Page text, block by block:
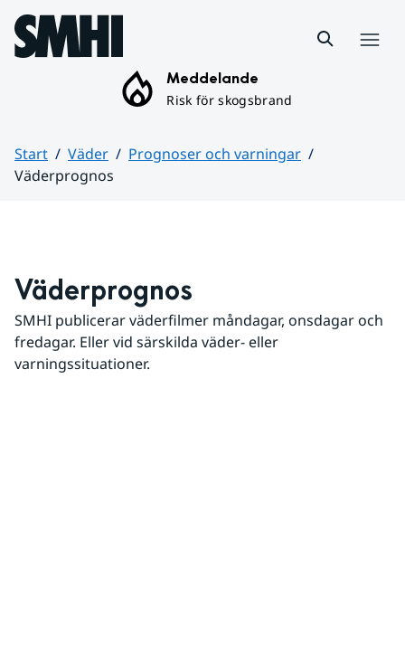
Hoppa till sidans innehåll
Meddelande
Risk för skogsbrand
Start Väder
Prognoser och varningar
Väderprognos
Väderprognos
SMHI publicerar väderfilmer måndagar, onsdagar och
fredagar. Eller vid särskilda väder- eller
varningssituationer.